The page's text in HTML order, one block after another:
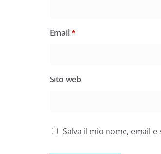
Email*
Sito web
Salva il mio nome, email